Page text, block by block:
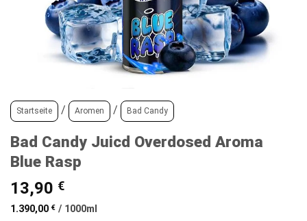
Startseite / Aromen / Bad Candy
Bad Candy Juicd Overdosed Aroma
Blue Rasp
13,90 €
1.390,00 € / 1000ml